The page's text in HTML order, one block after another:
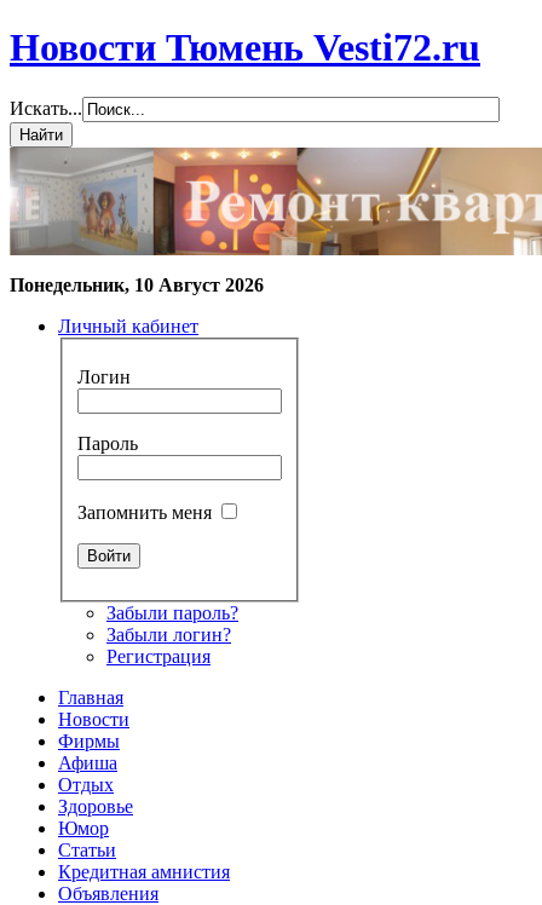
Новости Тюмень Vesti72.ru
Искать...
Понедельник, 10 Август 2026
Личный кабинет
Логин
Пароль
Запомнить меня
Забыли пароль?
Забыли логин?
Регистрация
Главная
Новости
Фирмы
Афиша
Отдых
Здоровье
Юмор
Статьи
Кредитная амнистия
Объявления